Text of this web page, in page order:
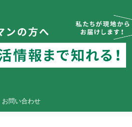
お問い合わせ